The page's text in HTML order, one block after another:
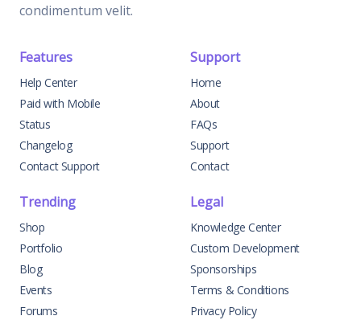
condimentum velit.
Features
Help Center
Paid with Mobile
Status
Changelog
Contact Support
Support
Home
About
FAQs
Support
Contact
Trending
Shop
Portfolio
Blog
Events
Forums
Legal
Knowledge Center
Custom Development
Sponsorships
Terms & Conditions
Privacy Policy